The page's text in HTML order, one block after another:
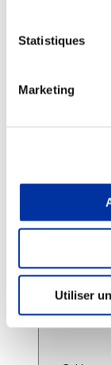
Statistiques
Marketing
Utiliser
Juste